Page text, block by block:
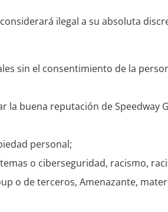
ilegal a su absoluta
sin el consentimiento de la
la buena reputación de Speedway
personal;
o ciberseguridad, racismo,
o de terceros, Amenazante,